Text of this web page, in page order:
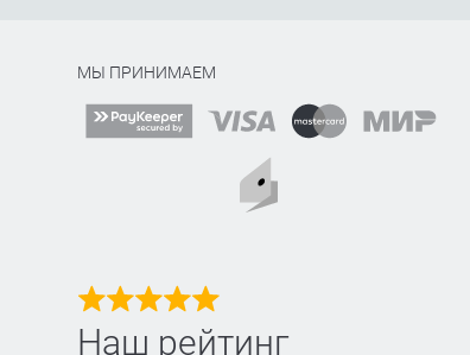
МЫ ПРИНИМАЕМ
Наш рейтинг